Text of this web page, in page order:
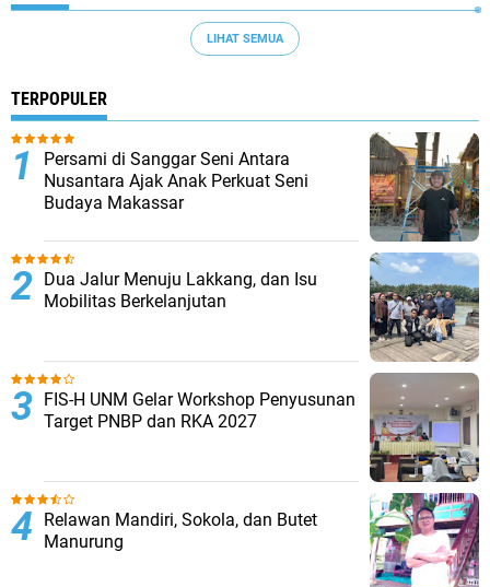
LIHAT SEMUA
TERPOPULER
Persami di Sanggar Seni Antara
Nusantara Ajak Anak Perkuat Seni
Budaya Makassar
Dua Jalur Menuju Lakkang, dan Isu
Mobilitas Berkelanjutan
FIS-H UNM Gelar Workshop Penyusunan
Target PNBP dan RKA 2027
Relawan Mandiri, Sokola, dan Butet
Manurung